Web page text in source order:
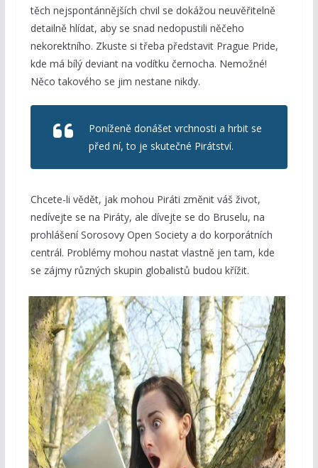
těch nejspontánnějších chvil se dokážou neuvěřitelně
detailně hlídat, aby se snad nedopustili něčeho
nekorektního. Zkuste si třeba představit Prague Pride,
kde má bílý deviant na vodítku černocha. Nemožné!
Něco takového se jim nestane nikdy.
Poníženě donášet vrchnosti a hrbit se
před ní, to je skutečné Pirátství.
Chcete-li vědět, jak mohou Piráti změnit váš život,
nedívejte se na Piráty, ale dívejte se do Bruselu, na
prohlášení Sorosovy Open Society a do korporátních
centrál. Problémy mohou nastat vlastně jen tam, kde
se zájmy různých skupin globalistů budou křížit.